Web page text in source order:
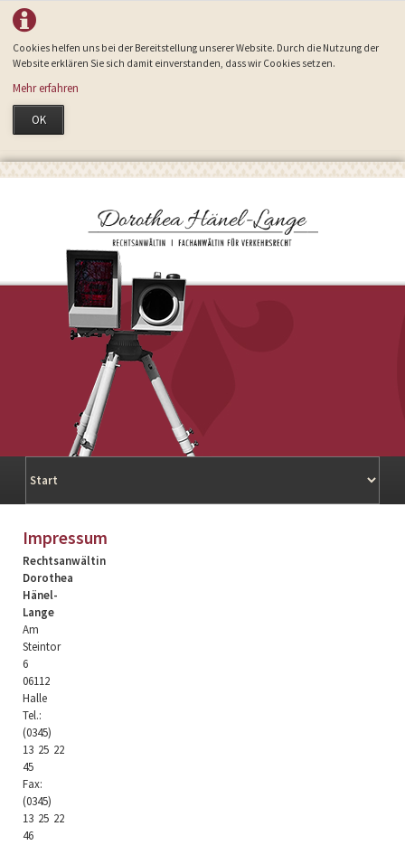
Cookies helfen uns bei der Bereitstellung unserer Website. Durch die Nutzung der
Website erklären Sie sich damit einverstanden, dass wir Cookies setzen.
Mehr erfahren
OK
überspringen
Impressum
Rechtsanwältin
Dorothea
Hänel-
Lange
Am
Steintor
6
06112
Halle
Tel.:
(0345)
13 25 22
45
Fax:
(0345)
13 25 22
46